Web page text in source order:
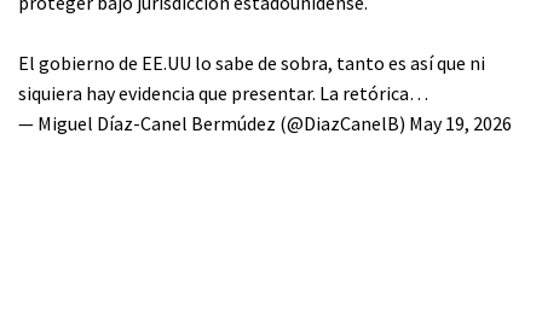
El gobierno de EE.UU lo sabe de sobra, tanto es así que ni
siquiera hay evidencia que presentar. La retórica…
— Miguel Díaz-Canel Bermúdez (@DiazCanelB) May 19, 2026